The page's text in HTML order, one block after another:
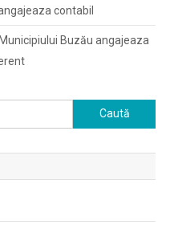
contabil
Buzău angajeaza
Caută
după: